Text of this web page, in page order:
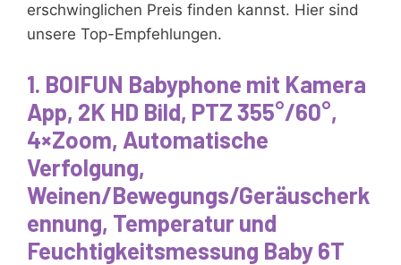
erschwinglichen Preis finden kannst. Hier sind
unsere Top-Empfehlungen.
1. BOIFUN Babyphone mit Kamera
App, 2K HD Bild, PTZ 355°/60°,
4×Zoom, Automatische
Verfolgung,
Weinen/Bewegungs/Geräuscherk
ennung, Temperatur und
Feuchtigkeitsmessung Baby 6T